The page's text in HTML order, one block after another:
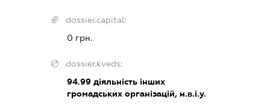
dossier.capital:
0 грн.
dossier.kveds:
94.99діяльність інших
громадських організацій, н.в.і.у.